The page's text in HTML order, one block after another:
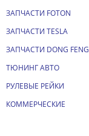
ЗАПЧАСТИ FOTON
ЗАПЧАСТИ TESLA
ЗАПЧАСТИ DONG FENG
ТЮНИНГ АВТО
РУЛЕВЫЕ РЕЙКИ
КОММЕРЧЕСКИЕ